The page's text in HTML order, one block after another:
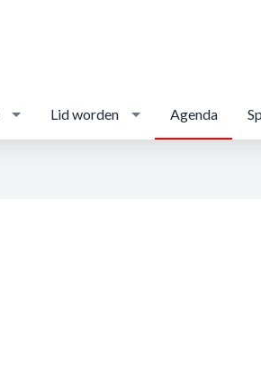
Lid worden Agenda